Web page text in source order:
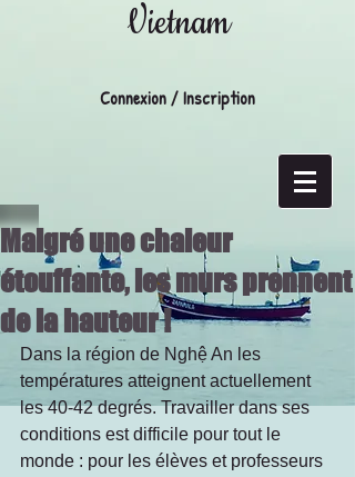
Vietnam
Connexion / Inscription
Malgré une chaleur
étouffante, les murs prennent
de la hauteur !
Dans la région de Nghệ An les
températures atteignent actuellement
les 40-42 degrés. Travailler dans ses
conditions est difficile pour tout le
monde : pour les élèves et professeurs